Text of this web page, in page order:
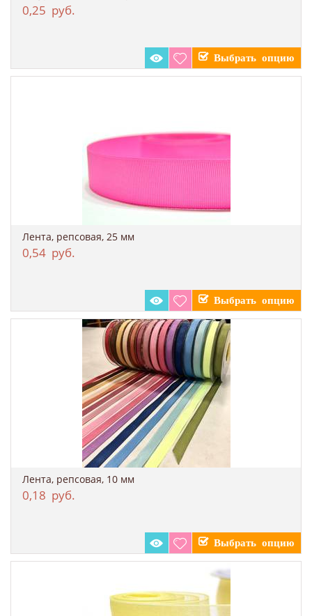
0,25 руб.
Лента, репсовая, 25 мм
0,54 руб.
Лента, репсовая, 10 мм
0,18 руб.